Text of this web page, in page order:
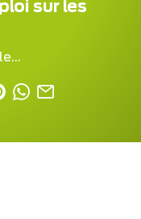
sur les